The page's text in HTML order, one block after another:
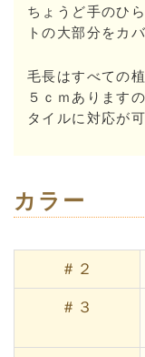
ちょうど手のひ
トの大部分をカ
毛長はすべての
５ｃｍあります
タイルに対応が
カラー
＃２
＃３